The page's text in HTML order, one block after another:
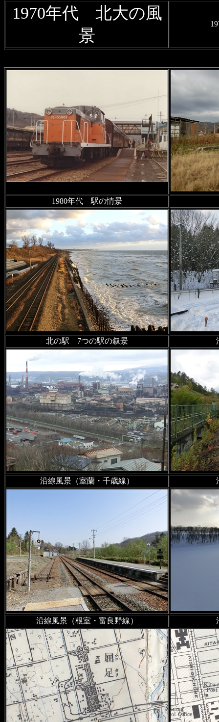
2024年5月14日廃駅を訪ねて
炭礦鉄道跡の廃線跡風景の写
2024年5月9日美唄鉄道に「
って」を追加
沿線風景 根
館、釧路町のコンブ搬送用
2024年2月3日廃駅を訪ねて
2023年11月7日幻の鉄道・
かった鉄路；第2章 を公開
2023年10月30日沿線風景 石
追加
2023年10月27日沿線風景 根
部駅、東鹿越駅、落合駅ほか
2023年9月23日美唄鉄道に
ら」を追加
2023年9月19日古き5万分の
（1977年発行）」を追加
2023年9月19日沿線風景 室
の写真を追加
2023年9月1日幻の鉄道・軌
った鉄路；第1章を公開
2023年8月16日古き5万分の
追加
2023年8月14日廃駅を訪ねて
2023年8月7日
森林鉄道の路
林鉄道を追加
2023年7月18日幻の鉄道・
かった鉄路；序章を公開
2023年7月1日2万5千分の1
「二番川」「奥興部」「網走
追加
2023年6月10日森林鉄道の
加
2023年5月18日廃駅を訪ねて
1970年代 北大の風
景
1980年代 駅の情景
北の駅 7つの駅の叙景
沿線風景（室蘭・千歳線）
沿線風景（根室・富良野線）